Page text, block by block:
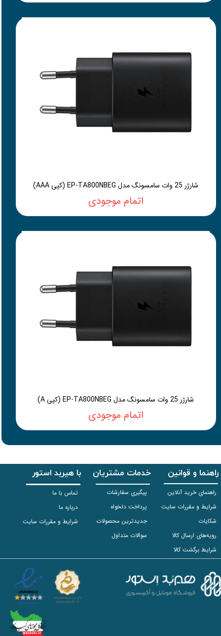
شارژر 25 وات سامسونگ مدل EP-TA800NBEG (کپی AAA)
اتمام موجودی
شارژر 25 وات سامسونگ مدل EP-TA800NBEG (کپی A)
اتمام موجودی
راهنما و قوانین
راهنمای خرید آنلاین
شرایط و مقررات سایت
شکایات
رویه‌های ارسال کالا
شرایط برگشت کالا
خدمات مشتریان
پیگیری سفارشات
پرداخت دلخواه
جدیدترین محصولات
سوالات متداول
با هیربد استور
تماس با ما
درباره ما
شرایط و مقررات سایت